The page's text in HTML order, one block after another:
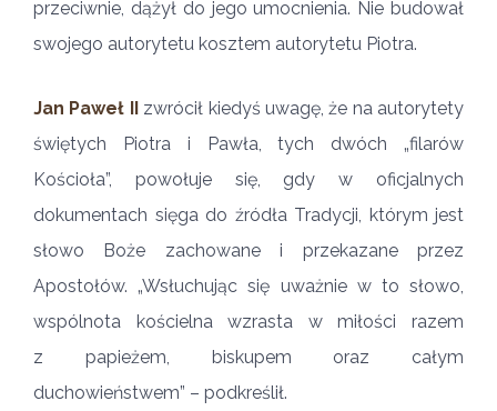
przeciwnie, dążył do jego umocnienia. Nie budował
swojego autorytetu kosztem autorytetu Piotra.
Jan Paweł II zwrócił kiedyś uwagę, że na autorytety
świętych Piotra i Pawła, tych dwóch „filarów
Kościoła”, powołuje się, gdy w oficjalnych
dokumentach sięga do źródła Tradycji, którym jest
słowo Boże zachowane i przekazane przez
Apostołów. „Wsłuchując się uważnie w to słowo,
wspólnota kościelna wzrasta w miłości razem
z papieżem, biskupem oraz całym
duchowieństwem” – podkreślił.